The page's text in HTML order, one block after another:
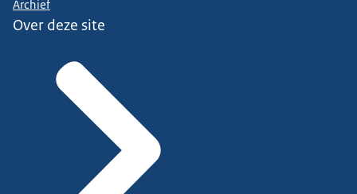
Archief
Over deze site